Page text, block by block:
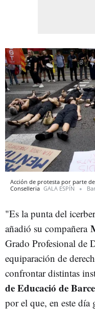
Acción de protesta por parte
Conselleria GALA ESPÍN
"Es la punta del
añadió su compañera
Grado Profesional de
equiparación de
confrontar distintas
de Educació de
por el que, en este día